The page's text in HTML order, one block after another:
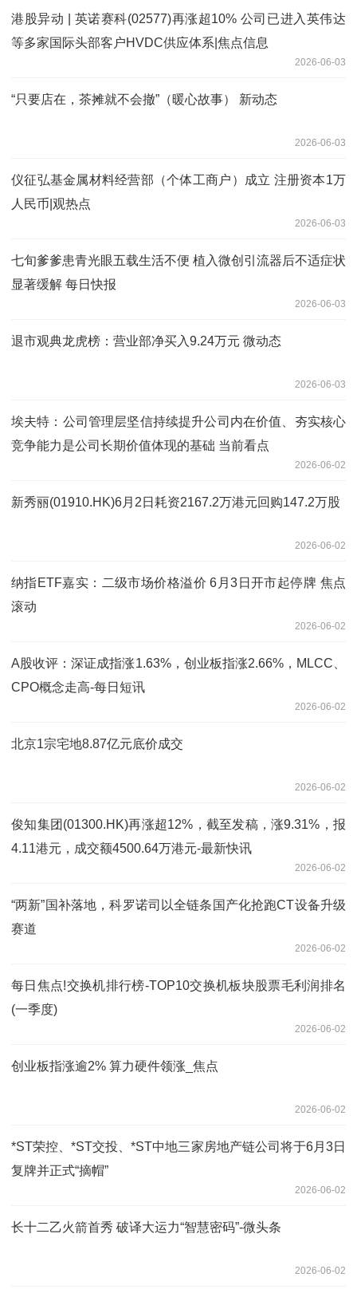
港股异动 | 英诺赛科(02577)再涨超10% 公司已进入英伟达
等多家国际头部客户HVDC供应体系|焦点信息
2026-06-03
“只要店在，茶摊就不会撤”（暖心故事） 新动态
2026-06-03
仪征弘基金属材料经营部（个体工商户）成立 注册资本1万
人民币|观热点
2026-06-03
七旬爹爹患青光眼五载生活不便 植入微创引流器后不适症状
显著缓解 每日快报
2026-06-03
退市观典龙虎榜：营业部净买入9.24万元 微动态
2026-06-03
埃夫特：公司管理层坚信持续提升公司内在价值、夯实核心
竞争能力是公司长期价值体现的基础 当前看点
2026-06-02
新秀丽(01910.HK)6月2日耗资2167.2万港元回购147.2万股
2026-06-02
纳指ETF嘉实：二级市场价格溢价 6月3日开市起停牌 焦点
滚动
2026-06-02
A股收评：深证成指涨1.63%，创业板指涨2.66%，MLCC、
CPO概念走高-每日短讯
2026-06-02
北京1宗宅地8.87亿元底价成交
2026-06-02
俊知集团(01300.HK)再涨超12%，截至发稿，涨9.31%，报
4.11港元，成交额4500.64万港元-最新快讯
2026-06-02
“两新”国补落地，科罗诺司以全链条国产化抢跑CT设备升级
赛道
2026-06-02
每日焦点!交换机排行榜-TOP10交换机板块股票毛利润排名
(一季度)
2026-06-02
创业板指涨逾2% 算力硬件领涨_焦点
2026-06-02
*ST荣控、*ST交投、*ST中地三家房地产链公司将于6月3日
复牌并正式“摘帽”
2026-06-02
长十二乙火箭首秀 破译大运力“智慧密码”-微头条
2026-06-02